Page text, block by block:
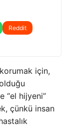
Reddit
için,
“el hijyeni”
çünkü insan